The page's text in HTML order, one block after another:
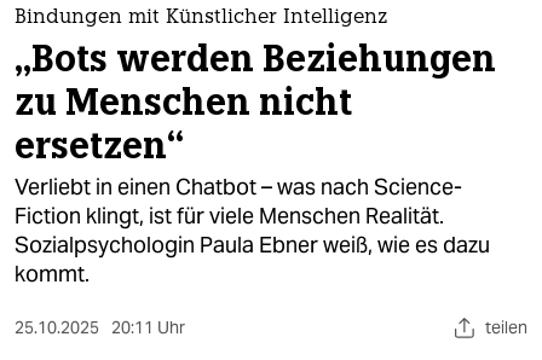
themen
politik
öko
gesellschaft
kultur
sport
berlin
Bindungen mit Künstlicher Intelligenz
„Bots werden Beziehungen
zu Menschen nicht
ersetzen“
Verliebt in einen Chatbot – was nach Science-
Fiction klingt, ist für viele Menschen Realität.
Sozialpsychologin Paula Ebner weiß, wie es dazu
kommt.
25.10.2025 20:11 Uhr teilen